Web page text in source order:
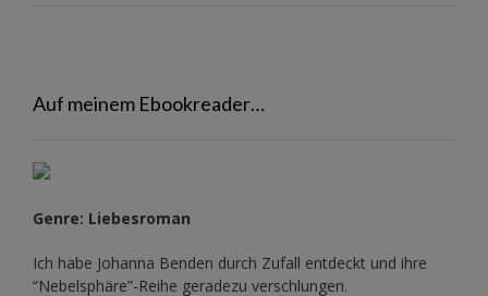
Auf meinem Ebookreader…
Genre: Liebesroman
Ich habe Johanna Benden durch Zufall entdeckt und ihre
“Nebelsphäre”-Reihe geradezu verschlungen.